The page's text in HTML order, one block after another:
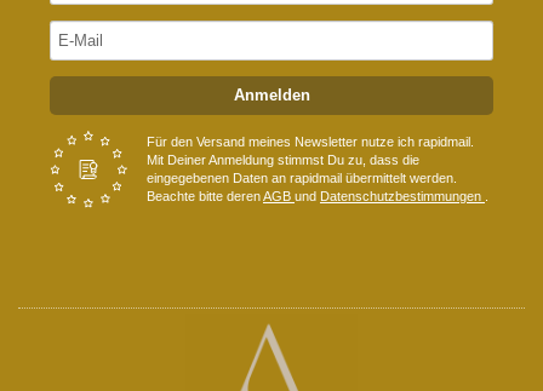
Anmelden
Für den Versand meines Newsletter nutze ich rapidmail.
Mit Deiner Anmeldung stimmst Du zu, dass die
eingegebenen Daten an rapidmail übermittelt werden.
Beachte bitte derenAGB und Datenschutzbestimmungen